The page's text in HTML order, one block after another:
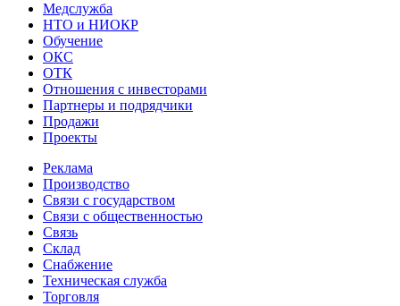
Медслужба
НТО и НИОКР
Обучение
ОКС
ОТК
Отношения с инвесторами
Партнеры и подрядчики
Продажи
Проекты
Реклама
Производство
Связи с государством
Связи с общественностью
Связь
Склад
Снабжение
Техническая служба
Торговля